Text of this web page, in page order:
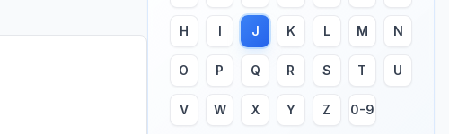
H I J K L M N
O P Q R S T U
V W X Y Z 0-9